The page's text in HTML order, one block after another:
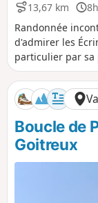
13,67 km
D
i
s
t
a
n
c
e
D
u
r
é
e
Randonnée
d'admirer les
particulier par sa
l'Ailefroide.
Boucle de
Goitreux